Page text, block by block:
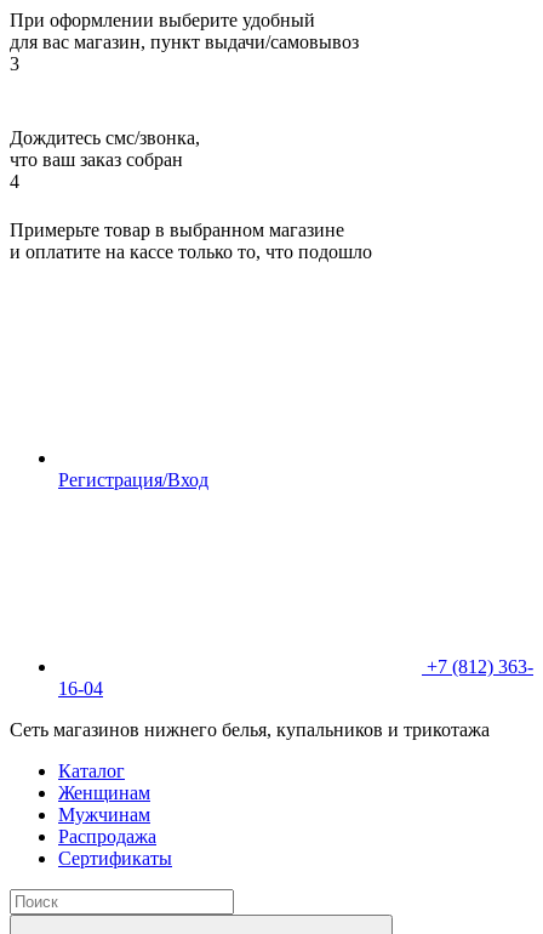
При оформлении выберите удобный
для вас магазин, пункт выдачи/самовывоз
3
Дождитесь смс/звонка,
что ваш заказ собран
4
Примерьте товар в выбранном магазине
и оплатите на кассе только то, что подошло
Регистрация/Вход
+7 (812) 363-
16-04
Сеть магазинов нижнего белья, купальников и трикотажа
Каталог
Женщинам
Мужчинам
Распродажа
Сертификаты